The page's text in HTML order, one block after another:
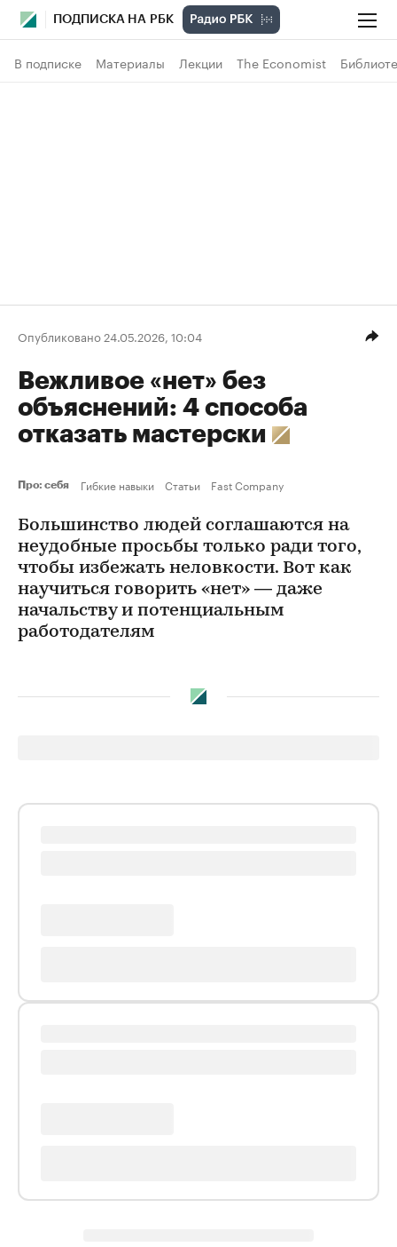
ПОДПИСКА НА РБК
В подписке Материалы Лекции The Economist
Опубликовано 24.05.2026, 10:04
Вежливое «нет» без
объяснений: 4 способа
отказать мастерски
Про: себя Гибкие навыки Статьи Fast Company
Большинство людей соглашаются на
неудобные просьбы только ради того,
чтобы избежать неловкости. Вот как
научиться говорить «нет» — даже
начальству и потенциальным
работодателям